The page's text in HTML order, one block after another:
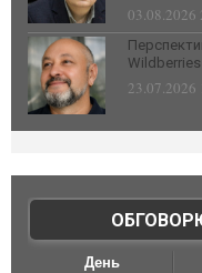
03.08.2026
Wildberries
23.07.2026
День